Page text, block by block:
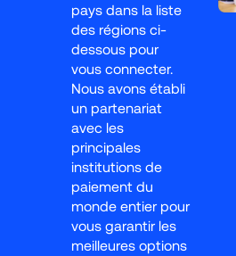
pays dans la liste
des régions ci-
dessous pour
vous connecter.
Nous avons établi
un partenariat
avec les
principales
institutions de
paiement du
monde entier pour
vous garantir les
meilleures options